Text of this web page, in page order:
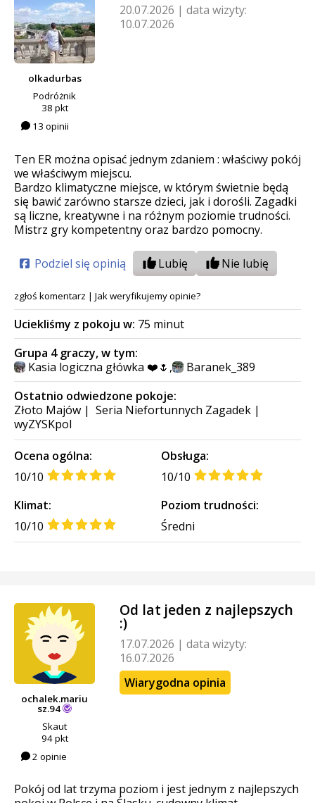
olkadurbas
Podróżnik
38 pkt
13 opinii
20.07.2026 | data wizyty:
10.07.2026
Ten ER można opisać jednym zdaniem : właściwy pokój
we właściwym miejscu.
Bardzo klimatyczne miejsce, w którym świetnie będą
się bawić zarówno starsze dzieci, jak i dorośli. Zagadki
są liczne, kreatywne i na różnym poziomie trudności.
Mistrz gry kompetentny oraz bardzo pomocny.
Podziel się opinią Lubię Nie lubię
zgłoś komentarz | Jak weryfikujemy opinie?
Uciekliśmy z pokoju w: 75 minut
Grupa 4 graczy, w tym:
Kasia logiczna główka ❤️🌷 ,
Baranek_389
Ostatnio odwiedzone pokoje:
Złoto Majów | Seria Niefortunnych Zagadek |
wyZYSKpol
Ocena ogólna:
10/10
Obsługa:
10/10
Klimat:
10/10
Poziom trudności:
Średni
ochalek.mariu
sz.94
Skaut
94 pkt
2 opinie
Od lat jeden z najlepszych
:)
17.07.2026 | data wizyty:
16.07.2026
Wiarygodna opinia
Pokój od lat trzyma poziom i jest jednym z najlepszych